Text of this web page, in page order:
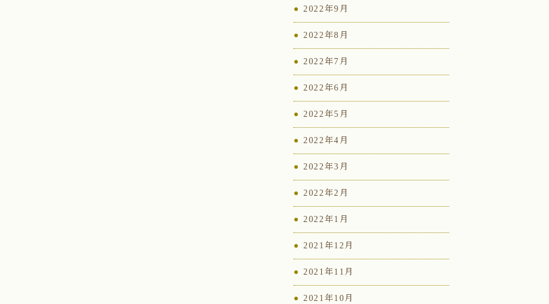
2022年9月
2022年8月
2022年7月
2022年6月
2022年5月
2022年4月
2022年3月
2022年2月
2022年1月
2021年12月
2021年11月
2021年10月